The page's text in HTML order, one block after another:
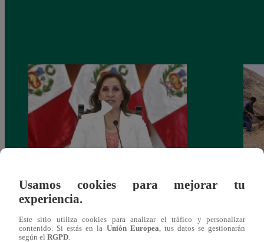
salario presidencial se aplique desde 2026
Usamos cookies para mejorar tu
experiencia.
Este sitio utiliza cookies para analizar el tráfico y personalizar
contenido. Si estás en la Unión Europea , tus datos se gestionarán
según el RGPD